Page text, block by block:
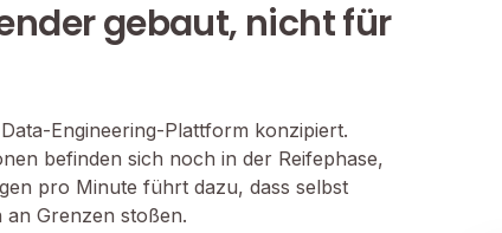
gebaut, nicht für
Engineering-Plattform konzipiert.
befinden sich noch in der Reifephase,
pro Minute führt dazu, dass selbst
an Grenzen stoßen.